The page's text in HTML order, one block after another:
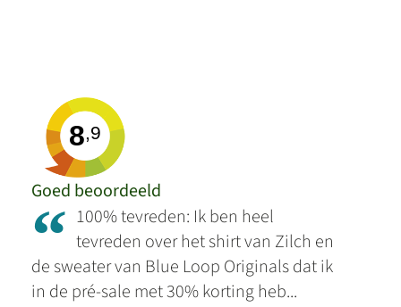
8,9
Goed beoordeeld
“ 100% tevreden: Ik ben heel
tevreden over het shirt van Zilch en
de sweater van Blue Loop Originals dat ik
in de pré-sale met 30% korting heb...